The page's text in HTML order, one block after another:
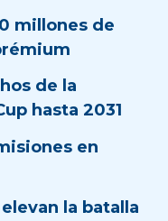
millones de
de la
hasta 2031
en
la batalla